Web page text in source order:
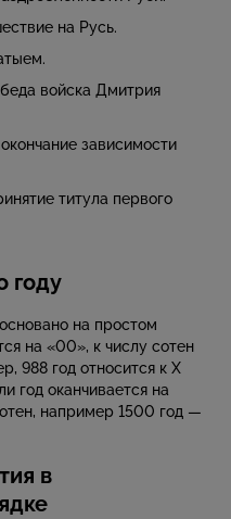
на Русь.
войска Дмитрия
зависимости
титула первого
году
на простом
на «00», к числу сотен
988 год относится к X
год оканчивается на
например 1500 год —
в